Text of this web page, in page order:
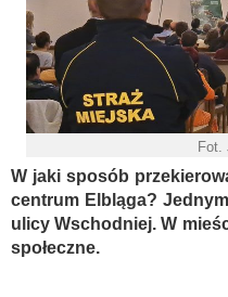
Fot.
W jaki sposób
centrum Elbląga?
ulicy Wschodniej. W
społeczne.